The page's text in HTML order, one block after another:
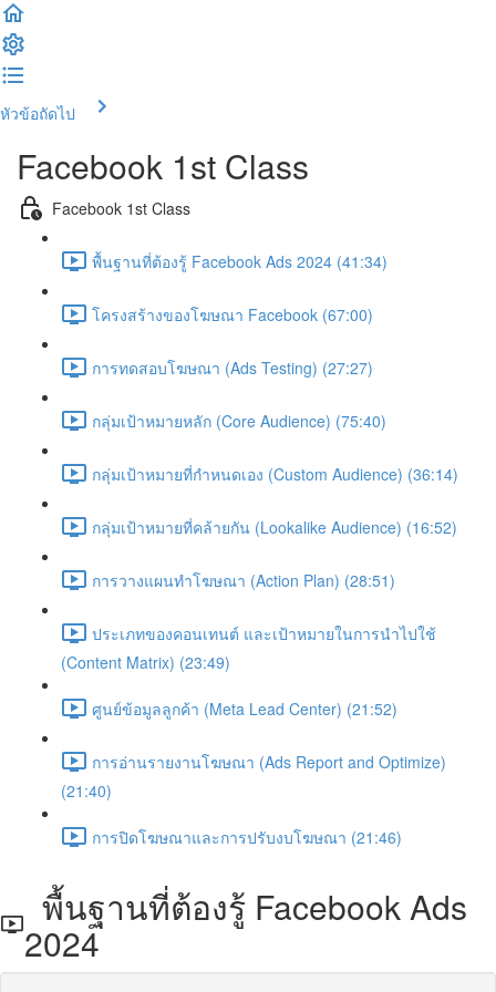
หัวข้อถัดไป
Facebook 1st Class
Facebook 1st Class
พื้นฐานที่ต้องรู้ Facebook Ads 2024 (41:34)
โครงสร้างของโฆษณา Facebook (67:00)
การทดสอบโฆษณา (Ads Testing) (27:27)
กลุ่มเป้าหมายหลัก (Core Audience) (75:40)
กลุ่มเป้าหมายที่กำหนดเอง (Custom Audience) (36:14)
กลุ่มเป้าหมายที่คล้ายกัน (Lookalike Audience) (16:52)
การวางแผนทำโฆษณา (Action Plan) (28:51)
ประเภทของคอนเทนต์ และเป้าหมายในการนำไปใช้
(Content Matrix) (23:49)
ศูนย์ข้อมูลลูกค้า (Meta Lead Center) (21:52)
การอ่านรายงานโฆษณา (Ads Report and Optimize)
(21:40)
การปิดโฆษณาและการปรับงบโฆษณา (21:46)
พื้นฐานที่ต้องรู้ Facebook Ads
2024